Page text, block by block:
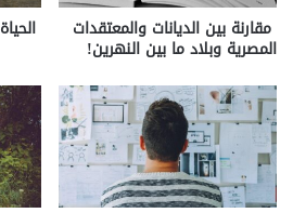
مقارنة بين الديانات والمعتقدات
المصرية وبلاد ما بين النهرين!